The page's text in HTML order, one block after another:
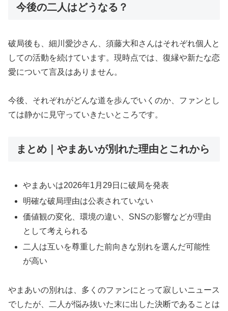
今後の二人はどうなる？
破局後も、細川愛沙さん、須藤大和さんはそれぞれ個人と
しての活動を続けています。現時点では、復縁や新たな恋
愛について言及はありません。
今後、それぞれがどんな道を歩んでいくのか、ファンとし
ては静かに見守っていきたいところです。
まとめ｜やまあいが別れた理由とこれから
やまあいは2026年1月29日に破局を発表
明確な破局理由は公表されていない
価値観の変化、環境の違い、SNSの影響などが理由
として考えられる
二人は互いを尊重した前向きな別れを選んだ可能性
が高い
やまあいの別れは、多くのファンにとって寂しいニュース
でしたが、二人が悩み抜いた末に出した決断であることは